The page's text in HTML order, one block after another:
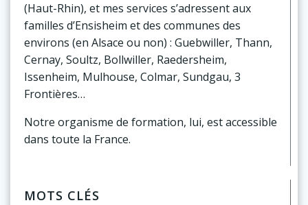
(Haut-Rhin), et mes services s’adressent aux
familles d’Ensisheim et des communes des
environs (en Alsace ou non) : Guebwiller, Thann,
Cernay, Soultz, Bollwiller, Raedersheim,
Issenheim, Mulhouse, Colmar, Sundgau, 3
Frontières…
Notre organisme de formation, lui, est accessible
dans toute la France.
MOTS CLÉS